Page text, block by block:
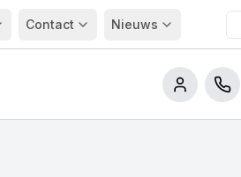
Contact Nieuws